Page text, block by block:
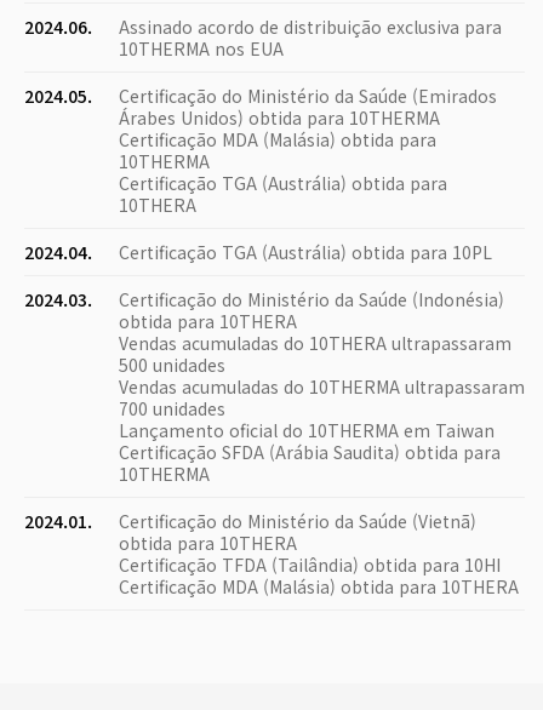
2024.06.
Assinado acordo de distribuição exclusiva para
10THERMA nos EUA
2024.05.
Certificação do Ministério da Saúde (Emirados
Árabes Unidos) obtida para 10THERMA
Certificação MDA (Malásia) obtida para
10THERMA
Certificação TGA (Austrália) obtida para
10THERA
2024.04.
Certificação TGA (Austrália) obtida para 10PL
2024.03.
Certificação do Ministério da Saúde (Indonésia)
obtida para 10THERA
Vendas acumuladas do 10THERA ultrapassaram
500 unidades
Vendas acumuladas do 10THERMA ultrapassaram
700 unidades
Lançamento oficial do 10THERMA em Taiwan
Certificação SFDA (Arábia Saudita) obtida para
10THERMA
2024.01.
Certificação do Ministério da Saúde (Vietnã)
obtida para 10THERA
Certificação TFDA (Tailândia) obtida para 10HI
Certificação MDA (Malásia) obtida para 10THERA